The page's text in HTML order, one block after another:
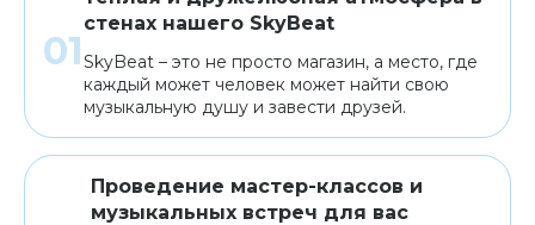
стенах нашего SkyBeat
SkyBeat – это не просто магазин, а место, где
каждый может человек может найти свою
музыкальную душу и завести друзей.
Проведение мастер-классов и
музыкальных встреч для вас